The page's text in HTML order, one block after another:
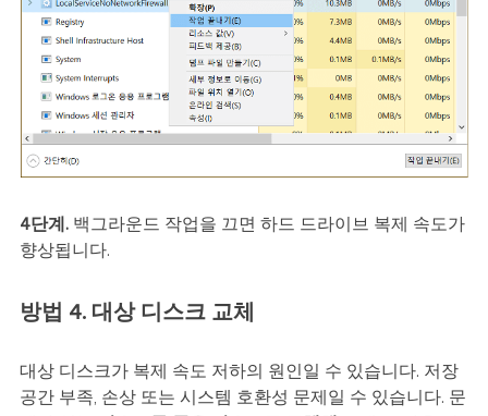
4단계.백그라운드 작업을 끄면 하드 드라이브 복제 속도가
향상됩니다.
방법 4. 대상 디스크 교체
대상 디스크가 복제 속도 저하의 원인일 수 있습니다. 저장
공간 부족, 손상 또는 시스템 호환성 문제일 수 있습니다. 문